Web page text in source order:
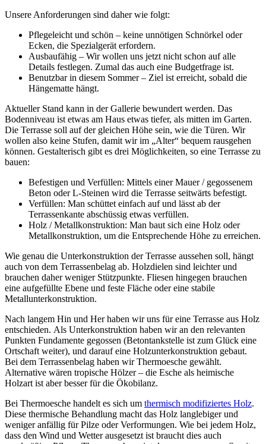
Unsere Anforderungen sind daher wie folgt:
Pflegeleicht und schön – keine unnötigen Schnörkel oder
Ecken, die Spezialgerät erfordern.
Ausbaufähig – Wir wollen uns jetzt nicht schon auf alle
Details festlegen. Zumal das auch eine Budgetfrage ist.
Benutzbar in diesem Sommer – Ziel ist erreicht, sobald die
Hängematte hängt.
Aktueller Stand kann in der Gallerie bewundert werden. Das
Bodenniveau ist etwas am Haus etwas tiefer, als mitten im Garten.
Die Terrasse soll auf der gleichen Höhe sein, wie die Türen. Wir
wollen also keine Stufen, damit wir im „Alter“ bequem rausgehen
können. Gestalterisch gibt es drei Möglichkeiten, so eine Terrasse zu
bauen:
Befestigen und Verfüllen: Mittels einer Mauer / gegossenem
Beton oder L-Steinen wird die Terrasse seitwärts befestigt.
Verfüllen: Man schüttet einfach auf und lässt ab der
Terrassenkante abschüssig etwas verfüllen.
Holz / Metallkonstruktion: Man baut sich eine Holz oder
Metallkonstruktion, um die Entsprechende Höhe zu erreichen.
Wie genau die Unterkonstruktion der Terrasse aussehen soll, hängt
auch von dem Terrassenbelag ab. Holzdielen sind leichter und
brauchen daher weniger Stützpunkte. Fliesen hingegen brauchen
eine aufgefüllte Ebene und feste Fläche oder eine stabile
Metallunterkonstruktion.
Nach langem Hin und Her haben wir uns für eine Terrasse aus Holz
entschieden. Als Unterkonstruktion haben wir an den relevanten
Punkten Fundamente gegossen (Betontankstelle ist zum Glück eine
Ortschaft weiter), und darauf eine Holzunterkonstruktion gebaut.
Bei dem Terrassenbelag haben wir Thermoesche gewählt.
Alternative wären tropische Hölzer – die Esche als heimische
Holzart ist aber besser für die Ökobilanz.
Bei Thermoesche handelt es sich um thermisch modifiziertes Holz.
Diese thermische Behandlung macht das Holz langlebiger und
weniger anfällig für Pilze oder Verformungen. Wie bei jedem Holz,
dass den Wind und Wetter ausgesetzt ist braucht dies auch